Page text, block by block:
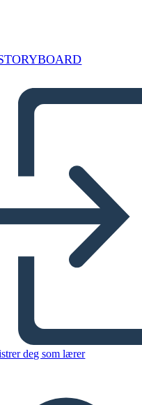
deg som lærer